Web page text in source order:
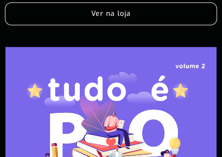
Ver na loja